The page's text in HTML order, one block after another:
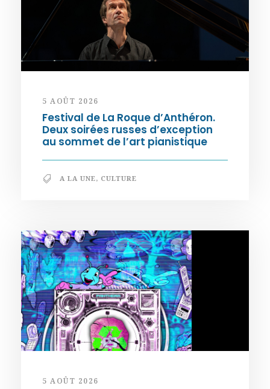
5 AOÛT 2026
Festival de La Roque d’Anthéron.
Deux soirées russes d’exception
au sommet de l’art pianistique
A LA UNE, CULTURE
5 AOÛT 2026